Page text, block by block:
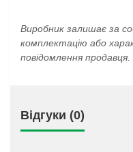
Виробник залишає за
комплектацію або
повідомлення продавця.
Відгуки (0)